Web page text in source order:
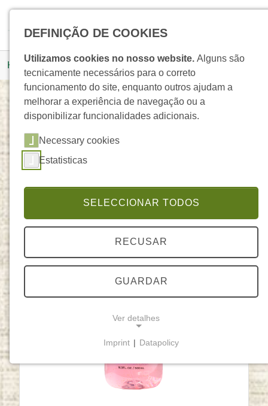
Skip to main navigation
Skip to main content
Skip to page footer
Pesquisar
You are here:
Homepage Produtos Detalhe Produto
Perfume de Interior Rosa
ELEGANTE
DEFINIÇÃO DE COOKIES
Utilizamos cookies no nosso website. Alguns são
tecnicamente necessários para o correto
funcionamento do site, enquanto outros ajudam a
melhorar a experiência de navegação ou a
disponibilizar funcionalidades adicionais.
Necessary cookies
Estatisticas
SELECCIONAR TODOS
RECUSAR
GUARDAR
Ver detalhes
Cookies necessáriospermitem funcionalidades
básicas e são essenciais para o funcionamento
Imprint | Datapolicy